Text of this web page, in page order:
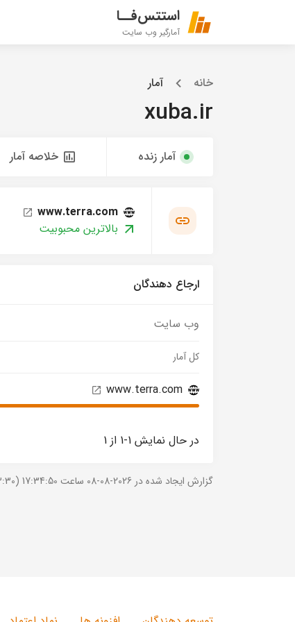
استتس‌فــا
آمارگیر وب سایت
خانه آمار
xuba.ir
آمار زنده خلاصه آمار
www.terra.com
بالاترین محبوبیت
ارجاع دهندگان
وب سایت
کل آمار
www.terra.com
در حال نمایش 1-1 از 1
گزارش ایجاد شده در 2026-08-08 ساعت 17:34:50 (UTC +03:30).